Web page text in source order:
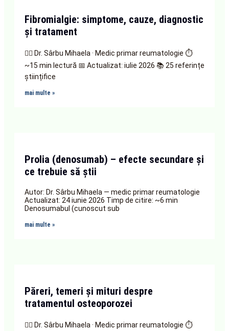
Fibromialgie: simptome, cauze, diagnostic
și tratament
👩‍⚕️ Dr. Sârbu Mihaela · Medic primar reumatologie ⏱
~15 min lectură 📅 Actualizat: iulie 2026 📚 25 referințe
științifice
mai multe »
Prolia (denosumab) – efecte secundare și
ce trebuie să știi
Autor: Dr. Sârbu Mihaela — medic primar reumatologie
Actualizat: 24 iunie 2026 Timp de citire: ~6 min
Denosumabul (cunoscut sub
mai multe »
Păreri, temeri și mituri despre
tratamentul osteoporozei
👩‍⚕️ Dr. Sârbu Mihaela · Medic primar reumatologie ⏱